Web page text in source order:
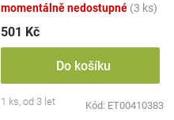
momentálně nedostupné (3 ks)
501 Kč
Do košíku
1 ks, od 3 let Kód: ET00410383